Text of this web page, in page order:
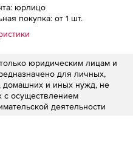
юрлицо
покупка: от 1 шт.
юридическим лицам и
для личных,
домашних и иных нужд, не
с осуществлением
деятельности